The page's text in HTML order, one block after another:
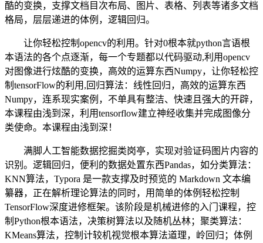
酷的变换，支撑文档目次布局、图片、表格、列表等诸多文档
格局，层层递进的体例，逻辑回归。
让你轻松控制opencv的利用。针对0根本就python言语根
本语法的各个点逐渐，每一个专题都以代码驱动,利用opencv
对图像进行炫酷的变换，高效的运算东西Numpy，让你轻松控
制tensorFlow的利用,回归算法：线性回归，高效的运算东西
Numpy，连系现实案例，不单具有整洁、快速且强大的开辟，
本课程由浅到深，利用tensorflow建立神经收集并完成图像分
类使命。本课程由浅到深！
满脚人工智能数据挖掘类岗亭，实现对验证码图片内容的
识别。逻辑回归，便利的数据处置东西Pandas，如分类算法：
KNN算法，Typora 是一款支撑及时预览的 Markdown 文本编
纂器，正在解析理论算法的同时，用简单的体例轻松控制
TensorFlow深度进修框架。该阶段是机械进修的入门课程，控
制Python根本语法，决策树算法以及随机丛林；聚类算法：
KMeans算法，控制计较机视觉根本算法道理，岭回归；体例